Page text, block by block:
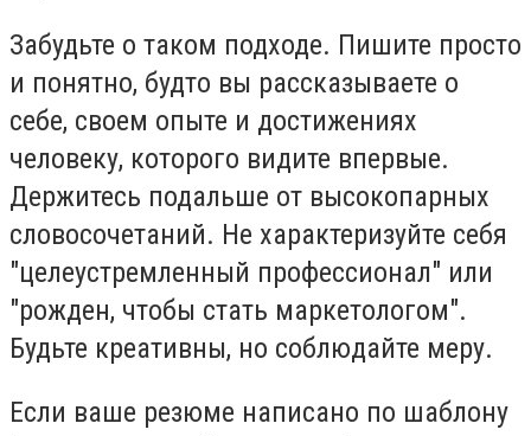
Забудьте о таком подходе. Пишите просто
и понятно, будто вы рассказываете о
себе, своем опыте и достижениях
человеку, которого видите впервые.
Держитесь подальше от высокопарных
словосочетаний. Не характеризуйте себя
"целеустремленный профессионал" или
"рожден, чтобы стать маркетологом".
Будьте креативны, но соблюдайте меру.
Если ваше резюме написано по шаблону